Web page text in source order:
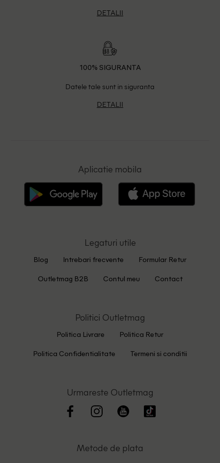
DETALII
100% SIGURANTA
Datele tale sunt in siguranta
DETALII
Aplicatie mobila
Legaturi utile
Blog Intrebari frecvente Formular Retur
Outletmag B2B Contul meu Contact
Politici Outletmag
Politica Livrare Politica Retur
Politica Confidentialitate Termeni si conditii
Urmareste Outletmag
Metode de plata